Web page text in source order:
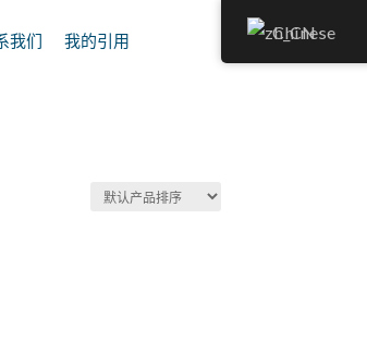
我们 我的引用 Chinese